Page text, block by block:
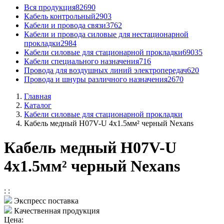
Вся продукция82690
Кабель контрольный2903
Кабели и провода связи3762
Кабели и провода силовые для нестационарной
прокладки2984
Кабели силовые для стационарной прокладки69035
Кабели специального назначения716
Провода для воздушных линий электропередач620
Провода и шнуры различного назначения2670
Главная
Каталог
Кабели силовые для стационарной прокладки
Кабель медный H07V-U 4x1.5мм² черный Nexans
Кабель медный H07V-U
4x1.5мм² черный Nexans
: :
Экспресс поставка
Качественная продукция
Цена: